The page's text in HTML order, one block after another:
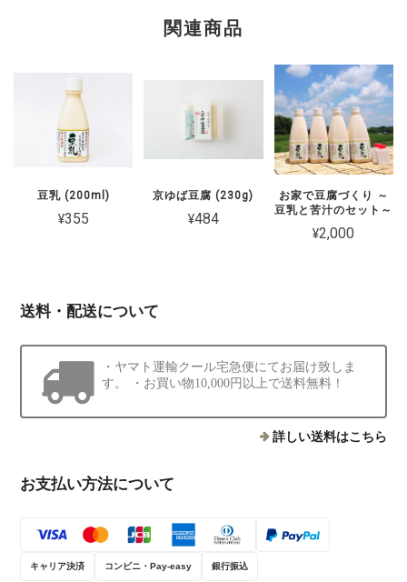
関連商品
豆乳 (200ml)
¥355
京ゆば豆腐 (230g)
¥484
お家で豆腐づくり ～
豆乳と苦汁のセット～
¥2,000
送料・配送について
・ヤマト運輸クール宅急便にてお届け致しま
す。 ・お買い物10,000円以上で送料無料！
詳しい送料はこちら
お支払い方法について
キャリア決済 コンビニ・Pay-easy 銀行振込